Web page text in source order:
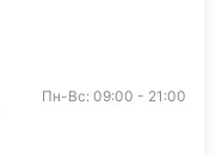
Пн-Вс: 09:00 - 21:00